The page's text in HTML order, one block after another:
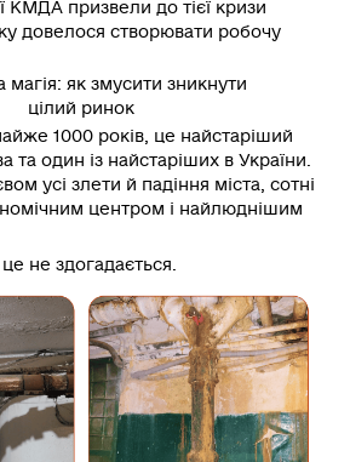
КМДА призвели до тієї кризи
довелося створювати робочу
магія: як змусити зникнути
цілий ринок
1000 років, це найстаріший
та один із найстаріших в України.
усі злети й падіння міста, сотні
центром і найлюднішим
не здогадається.